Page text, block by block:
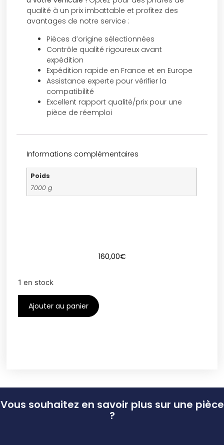
qualité à un prix imbattable et profitez des
avantages de notre service :
Pièces d’origine sélectionnées
Contrôle qualité rigoureux avant
expédition
Expédition rapide en France et en Europe
Assistance experte pour vérifier la
compatibilité
Excellent rapport qualité/prix pour une
pièce de réemploi
Informations complémentaires
Poids
7000 g
160,00€
1 en stock
Ajouter au panier
Vous souhaitez en savoir plus sur une pièce
?